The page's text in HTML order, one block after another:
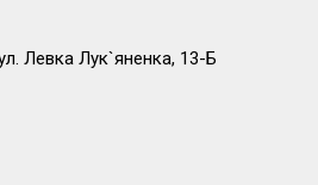
Левка Лук`яненка, 13-Б